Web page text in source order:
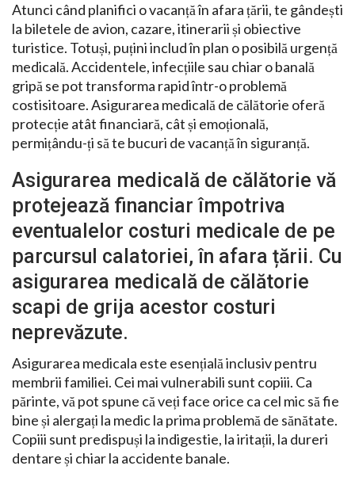
Atunci când planifici o vacanță în afara țării, te gândești
la biletele de avion, cazare, itinerarii și obiective
turistice. Totuși, puțini includ în plan o posibilă urgență
medicală. Accidentele, infecțiile sau chiar o banală
gripă se pot transforma rapid într-o problemă
costisitoare. Asigurarea medicală de călătorie oferă
protecție atât financiară, cât și emoțională,
permițându-ți să te bucuri de vacanță în siguranță.
Asigurarea medicală de călătorie vă
protejează financiar împotriva
eventualelor costuri medicale de pe
parcursul calatoriei, în afara țării. Cu
asigurarea medicală de călătorie
scapi de grija acestor costuri
neprevăzute.
Asigurarea medicala este esențială inclusiv pentru
membrii familiei. Cei mai vulnerabili sunt copiii. Ca
părinte, vă pot spune că veți face orice ca cel mic să fie
bine și alergați la medic la prima problemă de sănătate.
Copiii sunt predispuși la indigestie, la iritații, la dureri
dentare și chiar la accidente banale.